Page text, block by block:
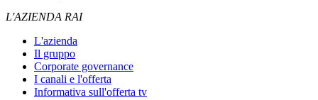
L'AZIENDA RAI
L'azienda
Il gruppo
Corporate governance
I canali e l'offerta
Informativa sull'offerta tv